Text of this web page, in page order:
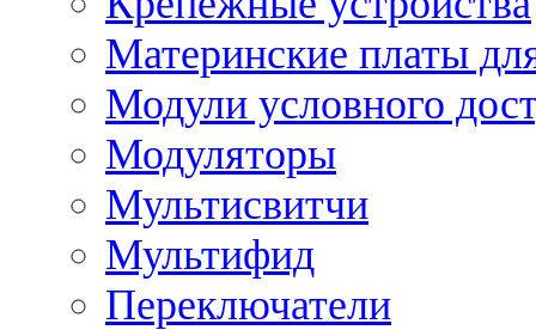
Материнские платы
Модули условного
Модуляторы
Мультисвитчи
Мультифид
Переключатели